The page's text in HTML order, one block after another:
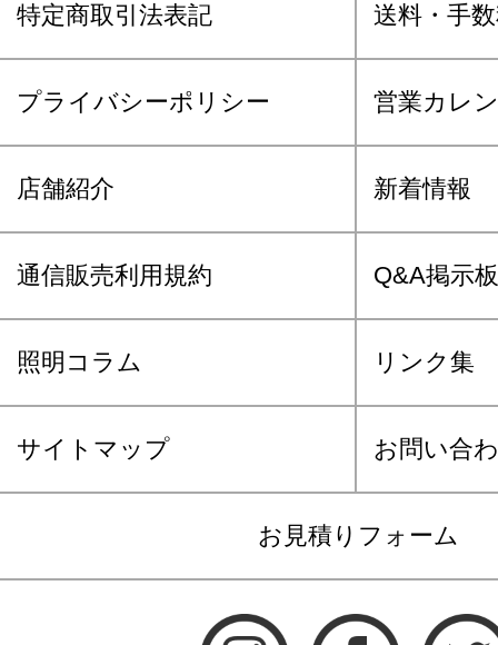
特定商取引法表記 送料・手
プライバシーポリシー 営業カレ
店舗紹介 新着情報
通信販売利用規約 Q&A掲示板
照明コラム リンク集
サイトマップ お問い合
お見積りフォーム